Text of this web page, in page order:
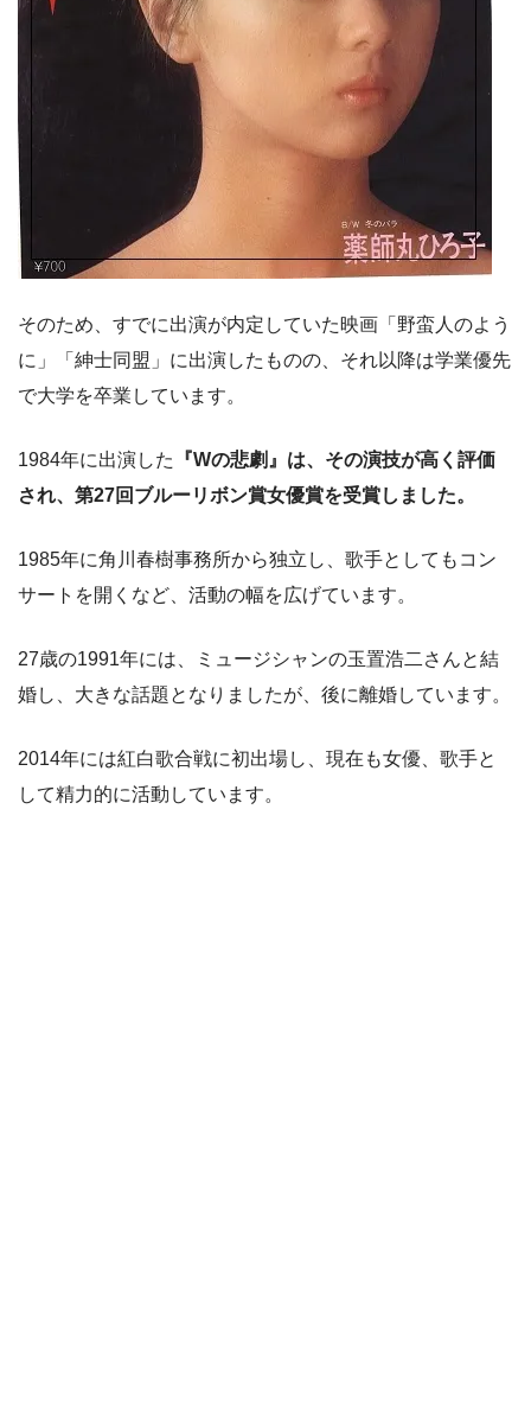
そのため、すでに出演が内定していた映画「野蛮人のよう
に」「紳士同盟」に出演したものの、それ以降は学業優先
で大学を卒業しています。
1984年に出演した
『Wの悲劇』は、その演技が高く評価
され、第27回ブルーリボン賞女優賞を受賞しました。
1985年に角川春樹事務所から独立し、歌手としてもコン
サートを開くなど、活動の幅を広げています。
27歳の1991年には、ミュージシャンの玉置浩二さんと結
婚し、大きな話題となりましたが、後に離婚しています。
2014年には紅白歌合戦に初出場し、現在も女優、歌手と
して精力的に活動しています。